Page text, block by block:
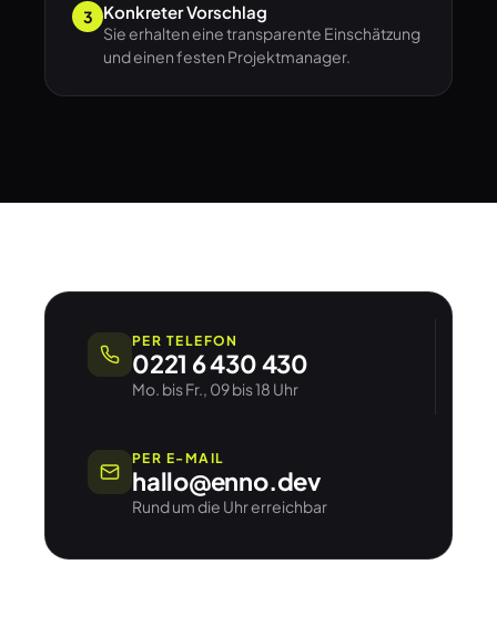
3 Konkreter Vorschlag
Sie erhalten eine transparente Einschätzung
und einen festen Projektmanager.
PER TELEFON
0221 6 430 430
Mo. bis Fr., 09 bis 18 Uhr
PER E-MAIL
hallo@enno.dev
Rund um die Uhr erreichbar